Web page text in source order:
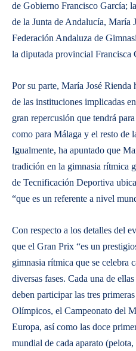
de Gobierno Francisco García;
de la Junta de Andalucía, María
Federación Andaluza de
la diputada provincial Francisca
​Por su parte, María José Rienda
de las instituciones implicadas
gran repercusión que tendrá
como para Málaga y el resto de
Igualmente, ha apuntado que
tradición en la gimnasia rítmica
de Tecnificación Deportiva
“que es un referente a nivel
​Con respecto a los detalles del
que el Gran Prix “es un
gimnasia rítmica que se celebra
diversas fases. Cada una de
deben participar las tres
Olímpicos, el Campeonato del
Europa, así como las doce
mundial de cada aparato